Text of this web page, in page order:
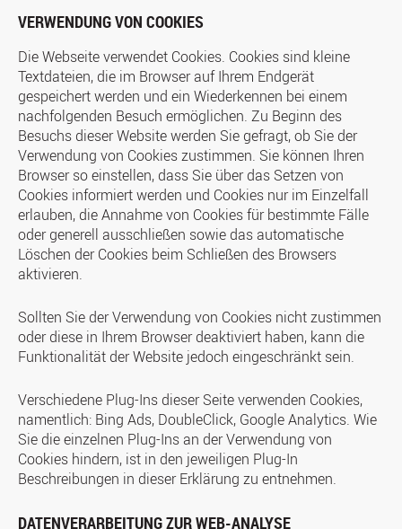
VERWENDUNG VON COOKIES
Die Webseite verwendet Cookies. Cookies sind kleine
Textdateien, die im Browser auf Ihrem Endgerät
gespeichert werden und ein Wiederkennen bei einem
nachfolgenden Besuch ermöglichen. Zu Beginn des
Besuchs dieser Website werden Sie gefragt, ob Sie der
Verwendung von Cookies zustimmen. Sie können Ihren
Browser so einstellen, dass Sie über das Setzen von
Cookies informiert werden und Cookies nur im Einzelfall
erlauben, die Annahme von Cookies für bestimmte Fälle
oder generell ausschließen sowie das automatische
Löschen der Cookies beim Schließen des Browsers
aktivieren.
Sollten Sie der Verwendung von Cookies nicht zustimmen
oder diese in Ihrem Browser deaktiviert haben, kann die
Funktionalität der Website jedoch eingeschränkt sein.
Verschiedene Plug-Ins dieser Seite verwenden Cookies,
namentlich: Bing Ads, DoubleClick, Google Analytics. Wie
Sie die einzelnen Plug-Ins an der Verwendung von
Cookies hindern, ist in den jeweiligen Plug-In
Beschreibungen in dieser Erklärung zu entnehmen.
DATENVERARBEITUNG ZUR WEB-ANALYSE